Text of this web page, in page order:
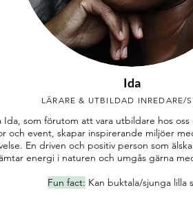
Ida
LÄRARE & UTBILDAD INREDARE/
Ida, som förutom att vara utbildare hos
och event, skapar inspirerande miljöer
En driven och positiv person som
energi i naturen och umgås gärna
Fun fact: Kan buktala/sjunga lilla